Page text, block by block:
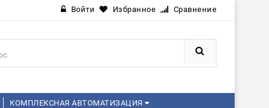
Войти Избранное Сравнение
КОМПЛЕКСНАЯ АВТОМАТИЗАЦИЯ